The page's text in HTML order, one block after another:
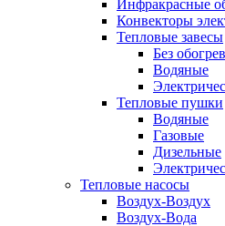
Инфракрасные
Конвекторы
Тепловые завесы
Без
Водяные
Тепловые пушки
Водяные
Газовые
Дизельные
Тепловые насосы
Воздух-Воздух
Воздух-Вода